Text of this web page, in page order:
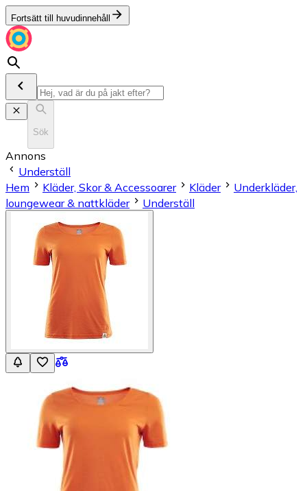
Fortsätt till huvudinnehåll
Sök
Annons
Underställ
Hem
Kläder, Skor & Accessoarer Kläder
Underkläder,
loungewear & nattkläder
Underställ